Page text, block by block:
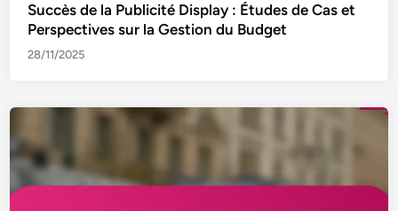
Succès de la Publicité Display : Études de Cas et
Perspectives sur la Gestion du Budget
28/11/2025